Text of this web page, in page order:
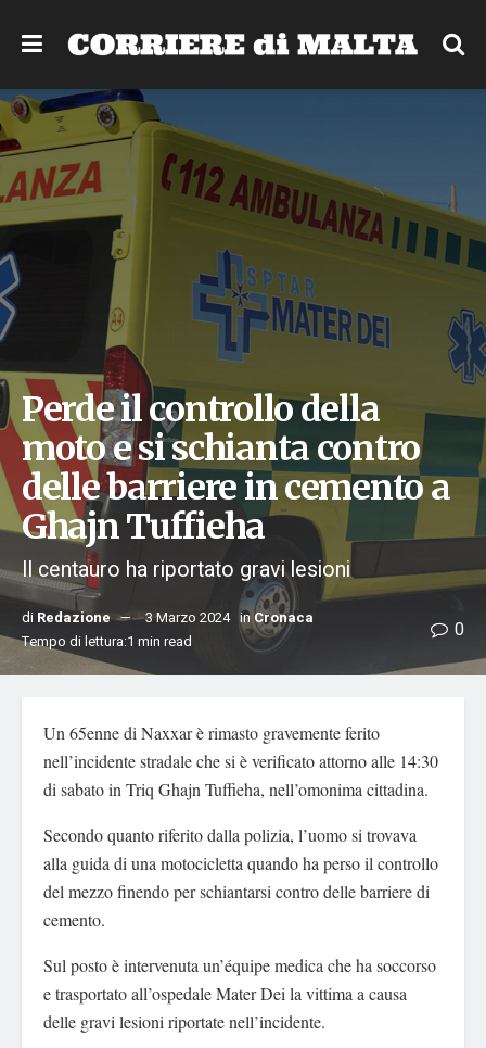
Perde il controllo della
moto e si schianta contro
delle barriere in cemento a
Ghajn Tuffieha
Il centauro ha riportato gravi lesioni
di Redazione 3 Marzo 2024 in Cronaca
Tempo di lettura:1 min read
0
Un 65enne di Naxxar è rimasto gravemente ferito
nell’incidente stradale che si è verificato attorno alle 14:30
di sabato in Triq Ghajn Tuffieha, nell’omonima cittadina.
Secondo quanto riferito dalla polizia, l’uomo si trovava
alla guida di una motocicletta quando ha perso il controllo
del mezzo finendo per schiantarsi contro delle barriere di
cemento.
Sul posto è intervenuta un’équipe medica che ha soccorso
e trasportato all’ospedale Mater Dei la vittima a causa
delle gravi lesioni riportate nell’incidente.